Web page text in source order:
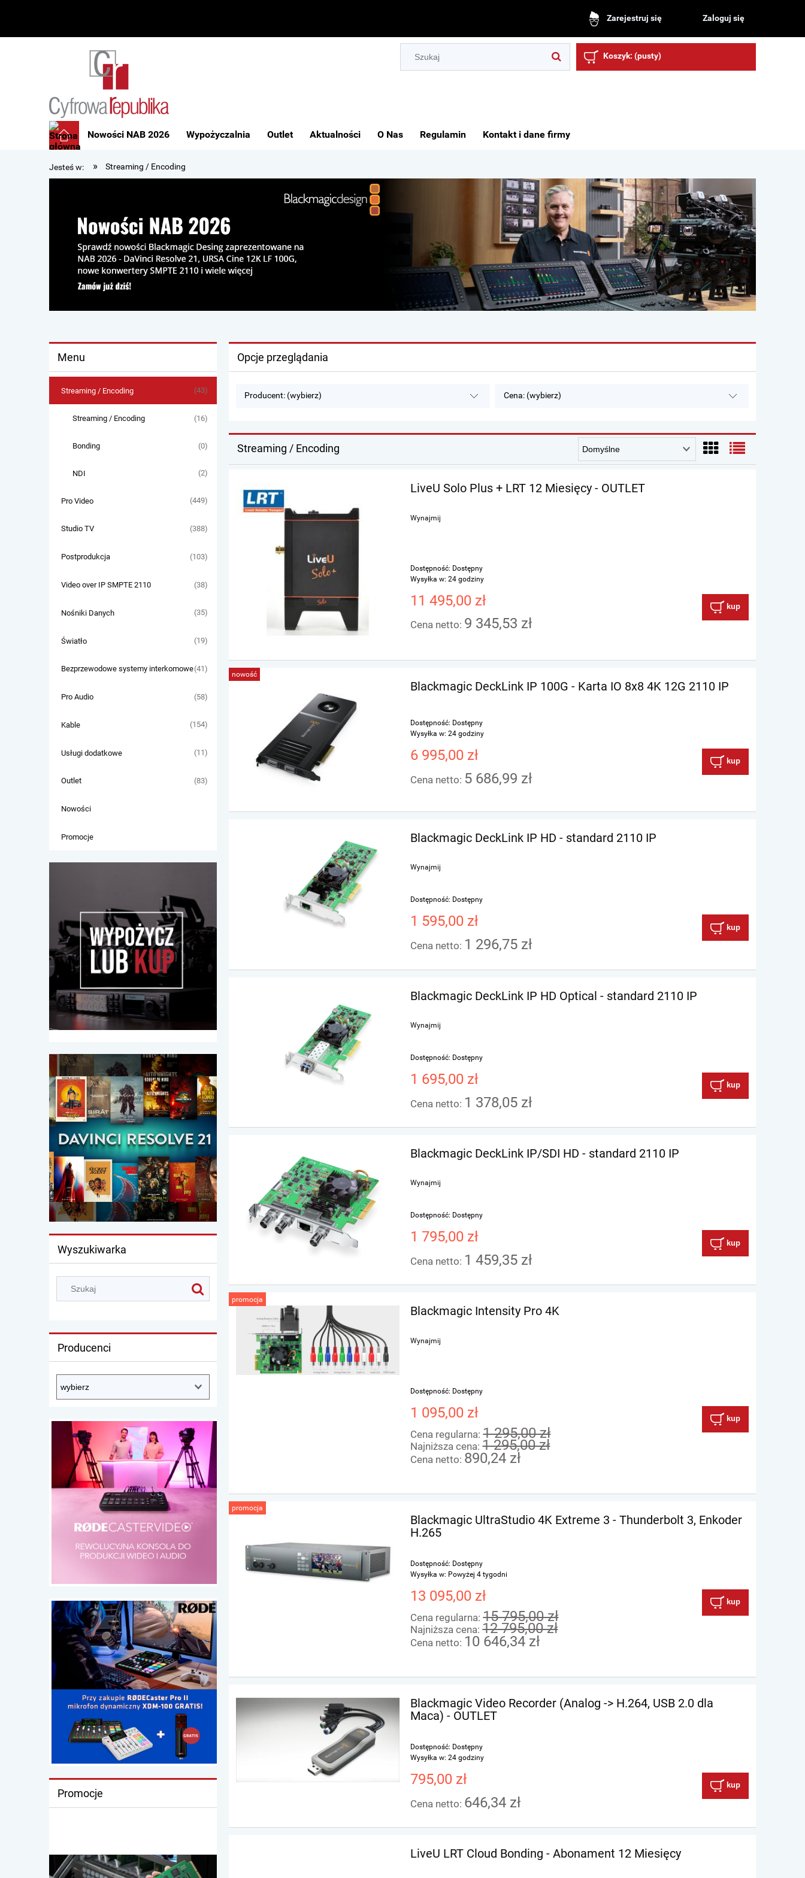
Zarejestruj się Zaloguj się
Koszyk: (pusty)
Nowości NAB 2026 Wypożyczalnia Outlet Aktualności O Nas Regulamin Kontakt i dane firmy
Jesteś w: » Streaming / Encoding
Menu
Streaming / Encoding (43)
Streaming / Encoding (16)
Bonding (0)
NDI (2)
Pro Video (449)
Studio TV (388)
Postprodukcja (103)
Video over IP SMPTE 2110 (38)
Nośniki Danych (35)
Światło (19)
Bezprzewodowe systemy interkomowe(41)
Pro Audio (58)
Kable (154)
Usługi dodatkowe (11)
Outlet (83)
Nowości
Promocje
Wyszukiwarka
Producenci
Promocje
Opcje przeglądania
Producent: (wybierz) Cena: (wybierz)
Streaming / Encoding
LiveU Solo Plus + LRT 12 Miesięcy - OUTLET
Wynajmij
Dostępność: Dostępny
Wysyłka w: 24 godziny
11 495,00 zł
Cena netto: 9 345,53 zł
kup
Blackmagic DeckLink IP 100G - Karta IO 8x8 4K 12G 2110 IP
Dostępność: Dostępny
Wysyłka w: 24 godziny
6 995,00 zł
Cena netto: 5 686,99 zł
kup
nowość
Blackmagic DeckLink IP HD - standard 2110 IP
Wynajmij
Dostępność: Dostępny
1 595,00 zł
Cena netto: 1 296,75 zł
kup
Blackmagic DeckLink IP HD Optical - standard 2110 IP
Wynajmij
Dostępność: Dostępny
1 695,00 zł
Cena netto: 1 378,05 zł
kup
Blackmagic DeckLink IP/SDI HD - standard 2110 IP
Wynajmij
Dostępność: Dostępny
1 795,00 zł
Cena netto: 1 459,35 zł
kup
Blackmagic Intensity Pro 4K
Wynajmij
Dostępność: Dostępny
1 095,00 zł
Cena regularna:1 295,00 zł
Najniższa cena:1 295,00 zł
Cena netto: 890,24 zł
kup
promocja
Blackmagic UltraStudio 4K Extreme 3 - Thunderbolt 3, Enkoder
H.265
Dostępność: Dostępny
Wysyłka w: Powyżej 4 tygodni
13 095,00 zł
Cena regularna:15 795,00 zł
Najniższa cena:12 795,00 zł
Cena netto: 10 646,34 zł
kup
promocja
Blackmagic Video Recorder (Analog -> H.264, USB 2.0 dla
Maca) - OUTLET
Dostępność: Dostępny
Wysyłka w: 24 godziny
795,00 zł
Cena netto: 646,34 zł
kup
LiveU LRT Cloud Bonding - Abonament 12 Miesięcy